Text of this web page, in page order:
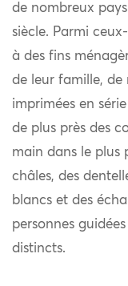
de nombreux
siècle. Parmi
à des fins
de leur famille, de
imprimées en
de plus près des
main dans le plus
châles, des
blancs et des
personnes
distincts.